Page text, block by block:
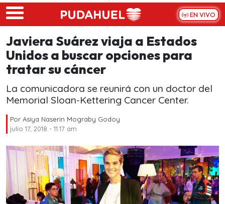
Skip to main content
EN VIVO
Javiera Suárez viaja a Estados
Unidos a buscar opciones para
tratar su cáncer
La comunicadora se reunirá con un doctor del
Memorial Sloan-Kettering Cancer Center.
Por Asiya Naserin Mograby Godoy
julio 17, 2018 - 11:17 am